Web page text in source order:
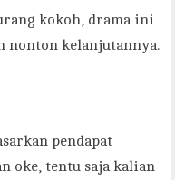
kokoh, drama ini
nonton kelanjutannya.
pendapat
oke, tentu saja kalian